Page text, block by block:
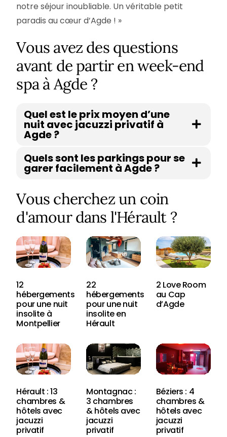
notre séjour inoubliable. Un véritable petit
paradis au cœur d’Agde ! »
Vous avez des questions
avant de partir en week-end
spa à Agde ?
Quel est le prix moyen d’une
nuit avec jacuzzi privatif à
Agde ?
Quels sont les parkings pour se
garer facilement à Agde ?
Vous cherchez un coin
d'amour dans l'Hérault ?
12
hébergements
pour une nuit
insolite à
Montpellier
22
hébergements
pour une nuit
insolite en
Hérault
2 Love Room
au Cap
d’Agde
Hérault : 13
chambres &
hôtels avec
jacuzzi
privatif
Montagnac :
3 chambres
& hôtels avec
jacuzzi
privatif
Béziers : 4
chambres &
hôtels avec
jacuzzi
privatif